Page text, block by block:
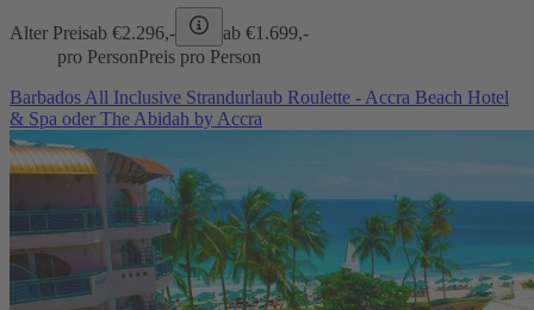
Alter Preisab €2.296,- ab €1.699,-
pro PersonPreis pro Person
Barbados All Inclusive Strandurlaub Roulette - Accra Beach Hotel
& Spa oder The Abidah by Accra